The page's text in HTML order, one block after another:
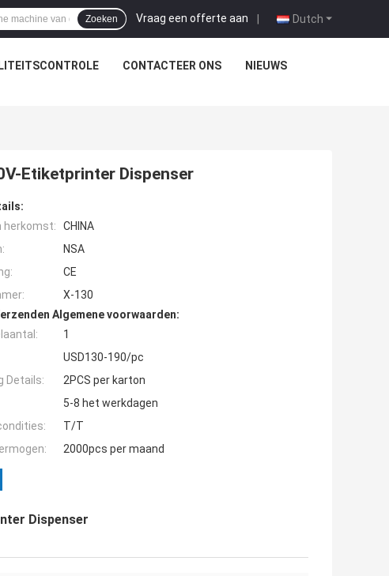
Dutch
Vraag een offerte aan |
Zoeken
CONTACTEER ONS NIEUWS
Etiketprinter Dispenser
herkomst:
CHINA
NSA
CE
X-130
Algemene voorwaarden:
1
USD130-190/pc
Details:
2PCS per karton
5-8 het werkdagen
T/T
2000pcs per maand
Dispenser